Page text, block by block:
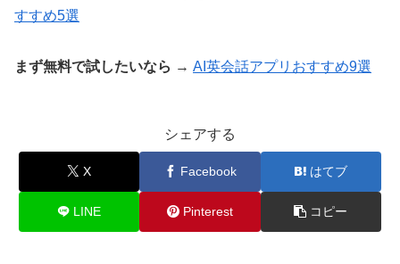
すすめ5選
まず無料で試したいなら → AI英会話アプリおすすめ9選
シェアする
X Facebook はてブ
LINE Pinterest コピー